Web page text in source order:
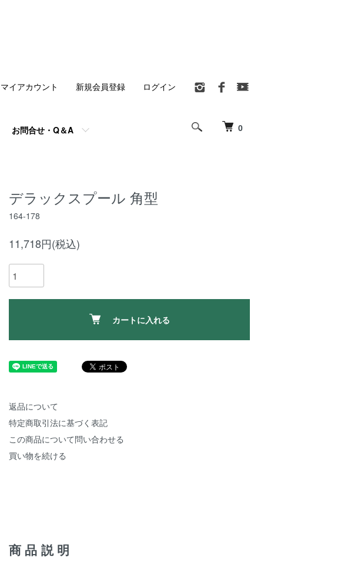
0
お問合せ・Q＆A
マイアカウント 新規会員登録 ログイン
デラックスプール 角型
164-178
11,718円(税込)
カートに入れる
返品について
特定商取引法に基づく表記
この商品について問い合わせる
買い物を続ける
商品説明